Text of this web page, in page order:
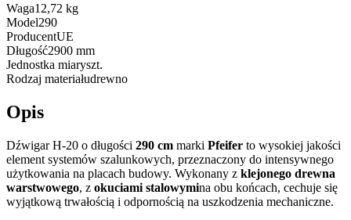
Waga12,72 kg
Model290
ProducentUE
Długość2900 mm
Jednostka miaryszt.
Rodzaj materiałudrewno
Opis
Dźwigar H-20 o długości 290 cm marki Pfeifer to wysokiej jakości
element systemów szalunkowych, przeznaczony do intensywnego
użytkowania na placach budowy. Wykonany z klejonego drewna
warstwowego, z okuciami stalowymina obu końcach, cechuje się
wyjątkową trwałością i odpornością na uszkodzenia mechaniczne.